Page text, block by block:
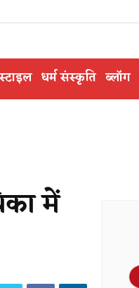
धर्म संस्कृति ब्लॉग
में